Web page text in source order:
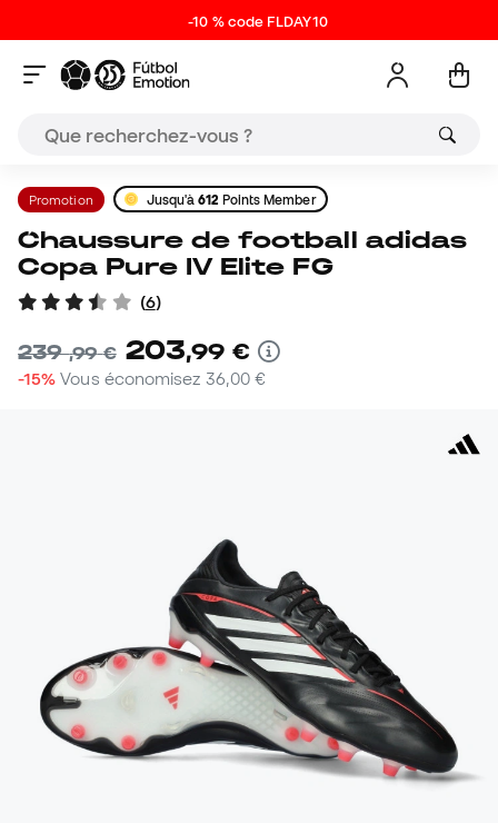
-10 % code FLDAY10
Promotion Jusqu'à612 Points Member
Chaussure de football adidas
Copa Pure IV Elite FG
(6)
239,99 € 203,99 €
-15% Vous économisez 36,00 €